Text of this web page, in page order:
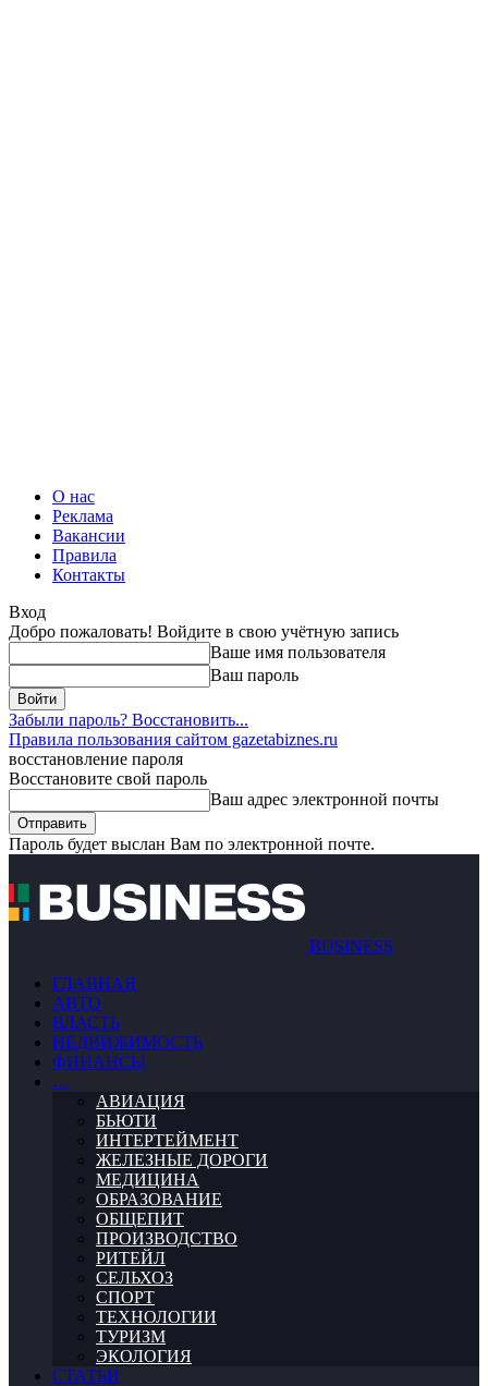
О нас
Реклама
Вакансии
Правила
Контакты
Вход
Добро пожаловать! Войдите в свою учётную запись
Ваше имя пользователя
Ваш пароль
Забыли пароль? Восстановить...
Правила пользования сайтом gazetabiznes.ru
восстановление пароля
Восстановите свой пароль
Ваш адрес электронной почты
Пароль будет выслан Вам по электронной почте.
BUSINESS
ГЛАВНАЯ
АВТО
ВЛАСТЬ
НЕДВИЖИМОСТЬ
ФИНАНСЫ
…
АВИАЦИЯ
БЬЮТИ
ИНТЕРТЕЙМЕНТ
ЖЕЛЕЗНЫЕ ДОРОГИ
МЕДИЦИНА
ОБРАЗОВАНИЕ
ОБЩЕПИТ
ПРОИЗВОДСТВО
РИТЕЙЛ
СЕЛЬХОЗ
СПОРТ
ТЕХНОЛОГИИ
ТУРИЗМ
ЭКОЛОГИЯ
СТАТЬИ